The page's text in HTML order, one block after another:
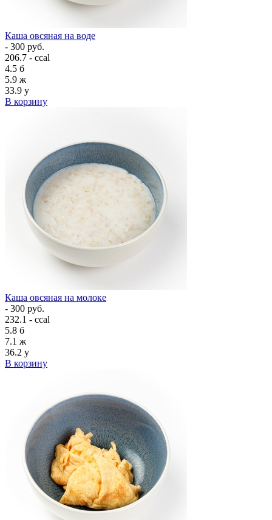
Каша овсяная на воде
- 300 руб.
206.7 - ccal
4.5 б
5.9 ж
33.9 у
В корзину
Каша овсяная на молоке
- 300 руб.
232.1 - ccal
5.8 б
7.1 ж
36.2 у
В корзину